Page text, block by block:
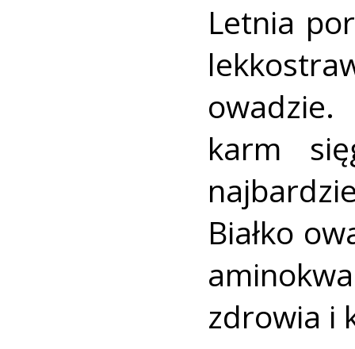
Letnia
karm
Białko
zdrowia i